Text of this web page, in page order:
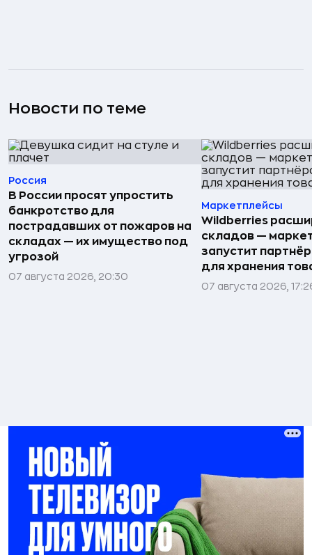
Новости по теме
Россия
В России просят упростить
банкротство для
пострадавших от пожаров на
складах — их имущество под
угрозой
07 августа 2026, 20:30
Маркетплейсы
Wildberries
складов —
запустит
для хранения
07 августа 2026,